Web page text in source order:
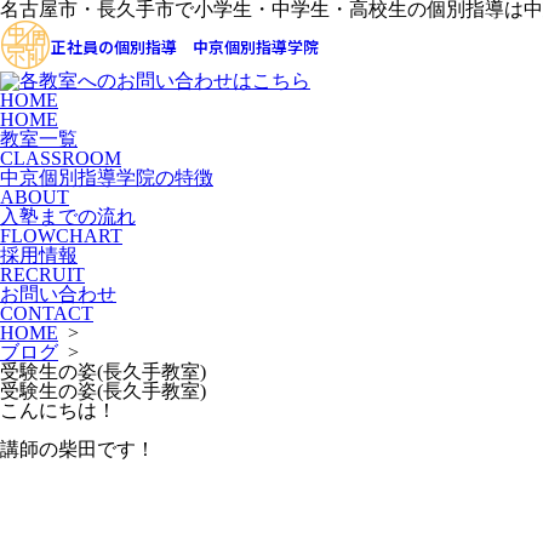
名古屋市・長久手市で小学生・中学生・高校生の個別指導は中
正社員の個別指導 中京個別指導学院
HOME
HOME
教室一覧
CLASSROOM
中京個別指導学院の特徴
ABOUT
入塾までの流れ
FLOWCHART
採用情報
RECRUIT
お問い合わせ
CONTACT
HOME >
ブログ >
受験生の姿(長久手教室)
受験生の姿(長久手教室)
こんにちは！
講師の柴田です！